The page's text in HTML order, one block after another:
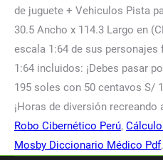
Robo Cibernético Perú,
Mosby Diccionario Médico Pdf,